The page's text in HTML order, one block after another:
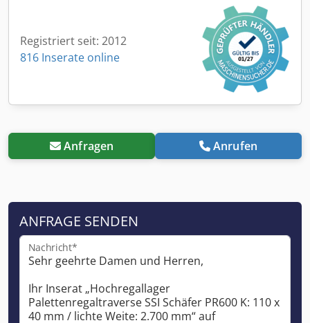
Registriert seit: 2012
816 Inserate online
Anfragen Anrufen
ANFRAGE SENDEN
Nachricht*